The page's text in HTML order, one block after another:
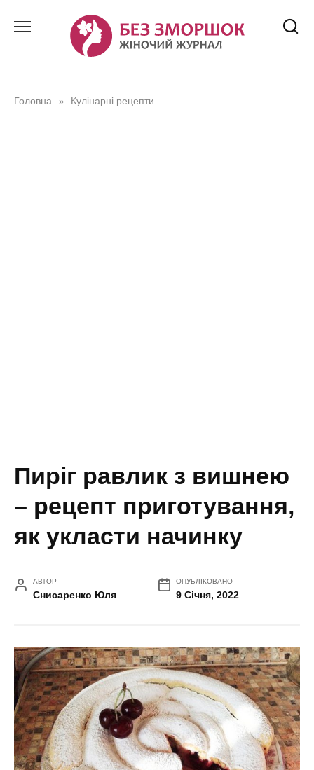
Головна » Кулінарні рецепти
Пиріг равлик з вишнею
– рецепт приготування,
як укласти начинку
АВТОР
Снисаренко Юля
ОПУБЛІКОВАНО
9 Січня, 2022